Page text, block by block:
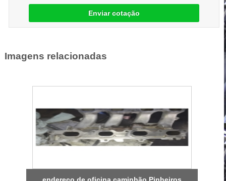
Enviar cotação
Imagens relacionadas
endereço de oficina caminhão Pinheiros